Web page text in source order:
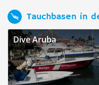
Tauchbasen in
Dive Aruba